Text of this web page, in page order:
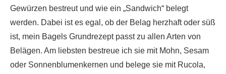
Gewürzen bestreut und wie ein „Sandwich“ belegt
werden. Dabei ist es egal, ob der Belag herzhaft oder süß
ist, mein Bagels Grundrezept passt zu allen Arten von
Belägen. Am liebsten bestreue ich sie mit Mohn, Sesam
oder Sonnenblumenkernen und belege sie mit Rucola,